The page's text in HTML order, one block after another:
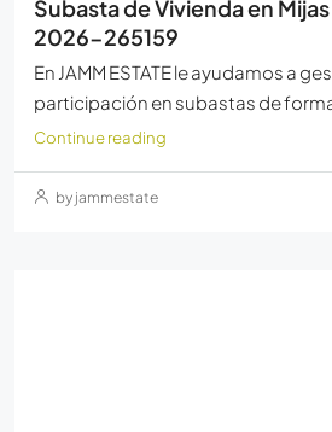
Subasta de Vivienda en
2026-265159
En JAMM ESTATE le ayudamos a
participación en subastas de
Continue reading
by jammestate